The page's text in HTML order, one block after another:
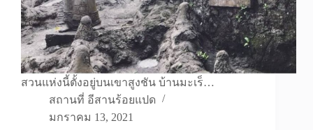
สวนแห่งนี้ตั้งอยู่บนเขาสูงชัน บ้านมะเร็…
สถานที่ อีสานร้อยแปด
มกราคม 13, 2021